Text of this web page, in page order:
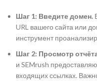
Шаг 1: Введите домен.
URL вашего сайта или
инструмент
Шаг 2: Просмотр
и SEMrush
входящих ссылках.